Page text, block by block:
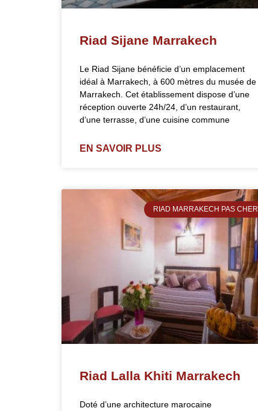
Riad Sijane Marrakech
Le Riad Sijane bénéficie d’un emplacement
idéal à Marrakech, à 600 mètres du musée de
Marrakech. Cet établissement dispose d’une
réception ouverte 24h/24, d’un restaurant,
d’une terrasse, d’une cuisine commune
EN SAVOIR PLUS
RIAD MARRAKECH PAS CHER
Riad Lalla Khiti Marrakech
Doté d’une architecture marocaine